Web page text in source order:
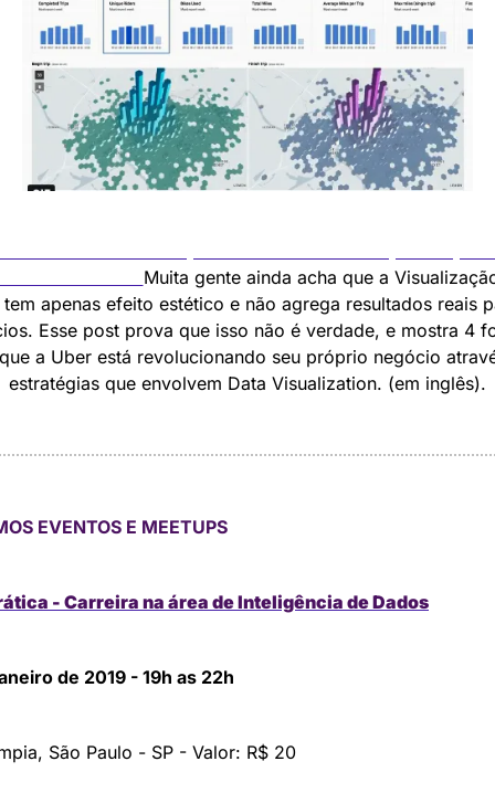
Muita gente ainda acha que a
apenas efeito estético e não agrega resultados reais
Esse post prova que isso não é verdade, e mostra 4
a Uber está revolucionando seu próprio negócio
estratégias que envolvem Data Visualization. (em inglês).
EVENTOS E MEETUPS
- Carreira na área de Inteligência de Dados
de 2019 - 19h as 22h
São Paulo - SP - Valor: R$ 20